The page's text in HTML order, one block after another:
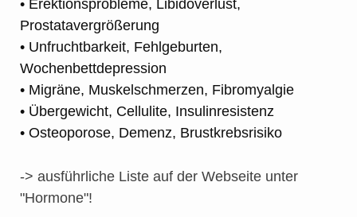
• Erektionsprobleme, Libidoverlust,
Prostatavergrößerung
• Unfruchtbarkeit, Fehlgeburten,
Wochenbettdepression
• Migräne, Muskelschmerzen, Fibromyalgie
• Übergewicht, Cellulite, Insulinresistenz
• Osteoporose, Demenz, Brustkrebsrisiko
-> ausführliche Liste auf der Webseite unter
"Hormone"!